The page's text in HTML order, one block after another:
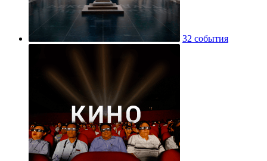
32 события